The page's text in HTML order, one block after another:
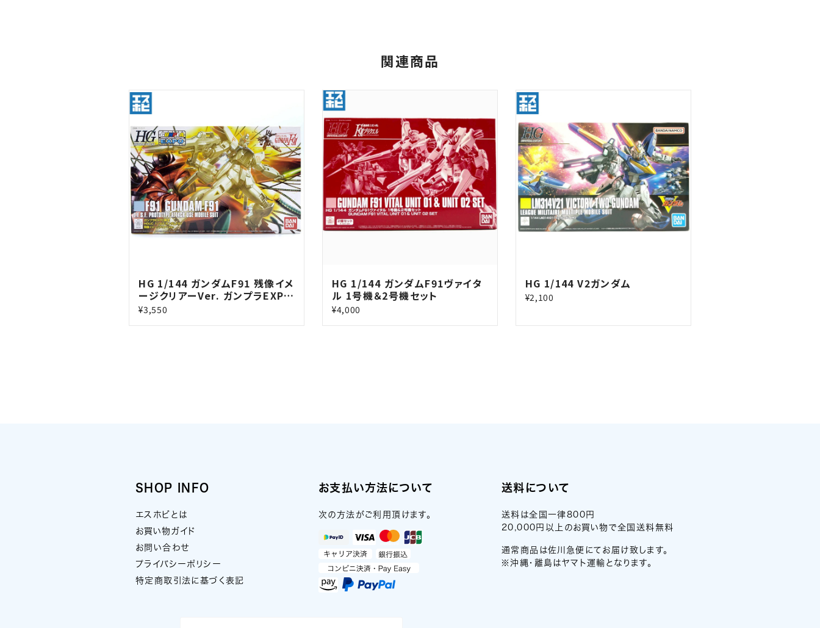
関連商品
HG 1/144 ガンダムF91 残像イメ
ージクリアーVer. ガンプラEXPO
限定
¥3,550
HG 1/144 ガンダムF91ヴァイタ
ル 1号機＆2号機セット
¥4,000
HG 1/144 V2ガンダム
¥2,100
SHOP INFO
エスホビとは
お買い物ガイド
お問い合わせ
プライバシーポリシー
特定商取引法に基づく表記
お支払い方法について
次の方法がご利用頂けます。
送料について
送料は全国一律800円
20,000円以上のお買い物で全国送料無料
通常商品は佐川急便にてお届け致します。
※沖縄・離島はヤマト運輸となります。